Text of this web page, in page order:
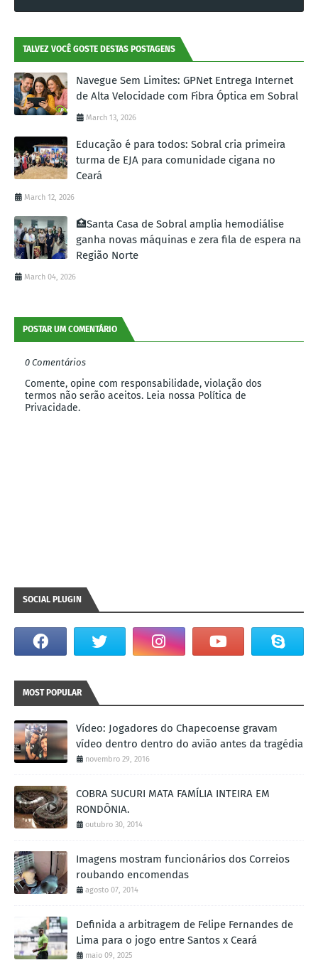
TALVEZ VOCÊ GOSTE DESTAS POSTAGENS
Navegue Sem Limites: GPNet Entrega Internet
de Alta Velocidade com Fibra Óptica em Sobral
March 13, 2026
Educação é para todos: Sobral cria primeira
turma de EJA para comunidade cigana no
Ceará
March 12, 2026
🏥Santa Casa de Sobral amplia hemodiálise
ganha novas máquinas e zera fila de espera na
Região Norte
March 04, 2026
POSTAR UM COMENTÁRIO
0 Comentários
Comente, opine com responsabilidade, violação dos
termos não serão aceitos. Leia nossa Política de
Privacidade.
SOCIAL PLUGIN
MOST POPULAR
Vídeo: Jogadores do Chapecoense gravam
vídeo dentro dentro do avião antes da tragédia
novembro 29, 2016
COBRA SUCURI MATA FAMÍLIA INTEIRA EM
RONDÔNIA.
outubro 30, 2014
Imagens mostram funcionários dos Correios
roubando encomendas
agosto 07, 2014
Definida a arbitragem de Felipe Fernandes de
Lima para o jogo entre Santos x Ceará
maio 09, 2025